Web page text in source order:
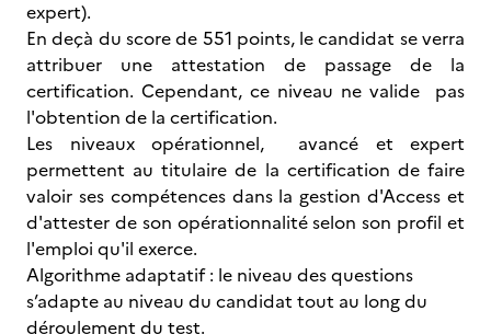
expert).
En deçà du score de 551 points, le candidat se verra
attribuer une attestation de passage de la
certification. Cependant, ce niveau ne valide pas
l'obtention de la certification.
Les niveaux opérationnel, avancé et expert
permettent au titulaire de la certification de faire
valoir ses compétences dans la gestion d'Access et
d'attester de son opérationnalité selon son profil et
l'emploi qu'il exerce.
Algorithme adaptatif : le niveau des questions
s’adapte au niveau du candidat tout au long du
déroulement du test.